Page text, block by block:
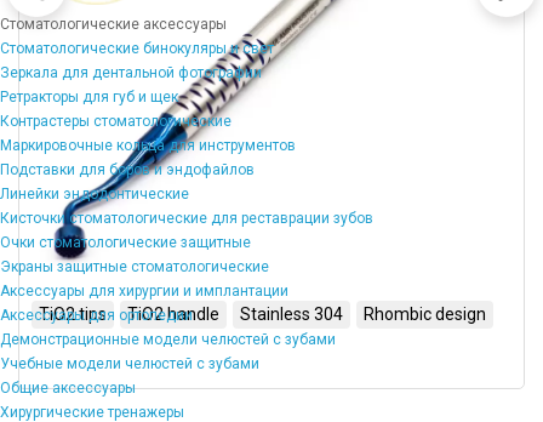
Стоматологические аксессуары
Стоматологические бинокуляры и свет
Зеркала для дентальной фотографии
Ретракторы для губ и щек
Контрастеры стоматологические
Маркировочные кольца для инструментов
Подставки для боров и эндофайлов
Линейки эндодонтические
Кисточки стоматологические для реставрации зубов
Очки стоматологические защитные
Экраны защитные стоматологические
Аксессуары для хирургии и имплантации
Аксессуары для ортопедии
Демонстрационные модели челюстей с зубами
Учебные модели челюстей с зубами
Общие аксессуары
Хирургические тренажеры
TiO2 tips TiO2 handle Stainless 304 Rhombic design